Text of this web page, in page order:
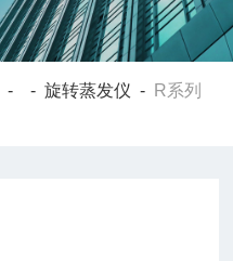
- -旋转蒸发仪 -
R系列